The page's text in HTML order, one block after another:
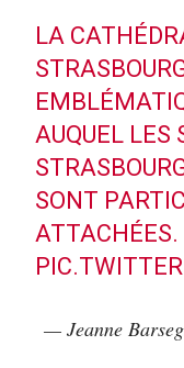
LA
AUQUEL LES
SONT
ATTACHÉES.
— Jeanne